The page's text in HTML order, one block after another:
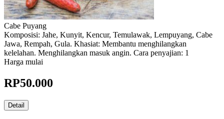
Cabe Puyang
Komposisi: Jahe, Kunyit, Kencur, Temulawak, Lempuyang, Cabe
Jawa, Rempah, Gula. Khasiat: Membantu menghilangkan
kelelahan. Menghilangkan masuk angin. Cara penyajian: 1
Harga mulai
RP50.000
Detail